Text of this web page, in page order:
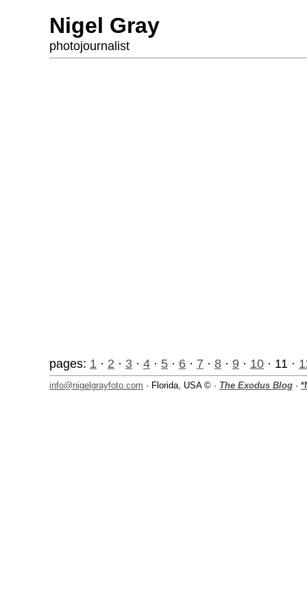
Nigel Gray
photojournalist
pages: 1 · 2 · 3 · 4 · 5 · 6 · 7 · 8 · 9 · 10 · 11 ·
info@nigelgrayfoto.com · Florida, USA © · The Exodus Blog ·